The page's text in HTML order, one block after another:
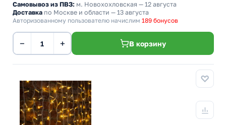
Самовывоз из ПВЗ: м. Новохохловская — 12 августа
Доставка по Москве и области — 13 августа
Авторизованному пользователю начислим 189 бонусов
− + В корзину